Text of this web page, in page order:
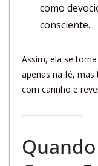
como
consciente.
Assim, ela se
apenas na fé, mas
com carinho e